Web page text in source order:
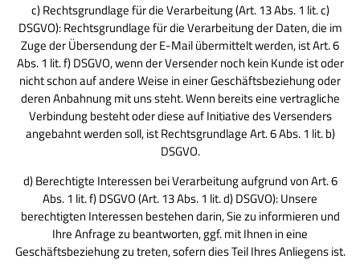
c) Rechtsgrundlage für die Verarbeitung (Art. 13 Abs. 1 lit. c)
DSGVO): Rechtsgrundlage für die Verarbeitung der Daten, die im
Zuge der Übersendung der E-Mail übermittelt werden, ist Art. 6
Abs. 1 lit. f) DSGVO, wenn der Versender noch kein Kunde ist oder
nicht schon auf andere Weise in einer Geschäftsbeziehung oder
deren Anbahnung mit uns steht. Wenn bereits eine vertragliche
Verbindung besteht oder diese auf Initiative des Versenders
angebahnt werden soll, ist Rechtsgrundlage Art. 6 Abs. 1 lit. b)
DSGVO.
d) Berechtigte Interessen bei Verarbeitung aufgrund von Art. 6
Abs. 1 lit. f) DSGVO (Art. 13 Abs. 1 lit. d) DSGVO): Unsere
berechtigten Interessen bestehen darin, Sie zu informieren und
Ihre Anfrage zu beantworten, ggf. mit Ihnen in eine
Geschäftsbeziehung zu treten, sofern dies Teil Ihres Anliegens ist.